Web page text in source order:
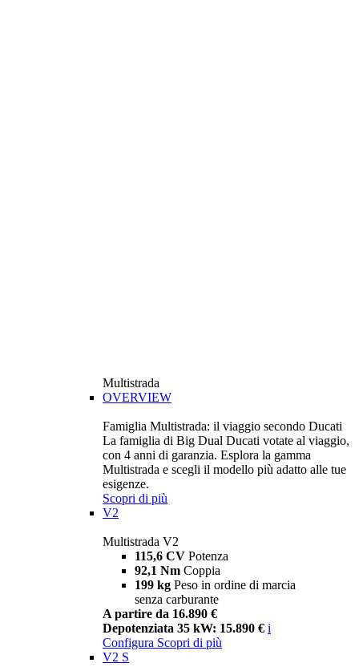
Multistrada
OVERVIEW
Famiglia Multistrada: il viaggio secondo Ducati
La famiglia di Big Dual Ducati votate al viaggio,
con 4 anni di garanzia. Esplora la gamma
Multistrada e scegli il modello più adatto alle tue
esigenze.
Scopri di più
V2
Multistrada V2
115,6 CV Potenza
92,1 Nm Coppia
199 kg Peso in ordine di marcia
senza carburante
A partire da 16.890 €
Depotenziata 35 kW: 15.890 € i
Configura Scopri di più
V2 S